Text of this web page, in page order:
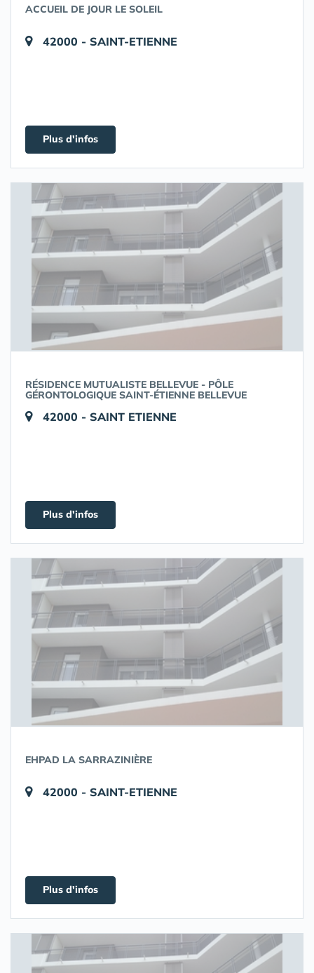
ACCUEIL DE JOUR LE SOLEIL
42000 - SAINT-ETIENNE
Plus d'infos
RÉSIDENCE MUTUALISTE BELLEVUE - PÔLE
GÉRONTOLOGIQUE SAINT-ÉTIENNE BELLEVUE
42000 - SAINT ETIENNE
Plus d'infos
EHPAD LA SARRAZINIÈRE
42000 - SAINT-ETIENNE
Plus d'infos